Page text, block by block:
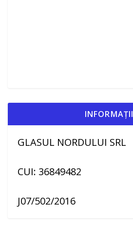
INFORMAȚII
GLASUL NORDULUI SRL
CUI: 36849482
J07/502/2016